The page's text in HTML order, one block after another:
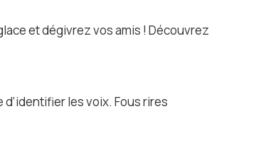
et dégivrez vos amis ! Découvrez
les voix. Fous rires